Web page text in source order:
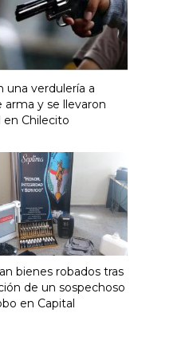
una verdulería a
arma y se llevaron
Chilecito
bienes robados tras
de un sospechoso
en Capital